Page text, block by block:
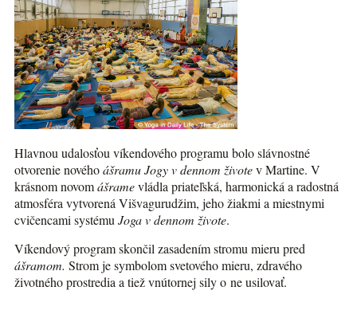
Hlavnou udalosťou víkendového programu bolo slávnostné
otvorenie novéhoášramu Jogy v dennom životev Martine. V
krásnom novomášramevládla priateľská, harmonická a radostná
atmosféra vytvorená Višvagurudžim, jeho žiakmi a miestnymi
cvičencami systému Joga v dennom živote.
Víkendový program skončil zasadením stromu mieru pred
ášramom. Strom je symbolom svetového mieru, zdravého
životného prostredia a tiež vnútornej sily o ne usilovať.